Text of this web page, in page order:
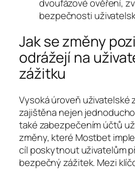
dvoufázové ověření,
bezpečnosti
Jak se změny
odrážejí na
zážitku
Vysoká úroveň uživatelské
zajištěna nejen
také zabezpečením účtů
změny, které Mostbet
cíl poskytnout uživatelům
bezpečný zážitek. Mezi